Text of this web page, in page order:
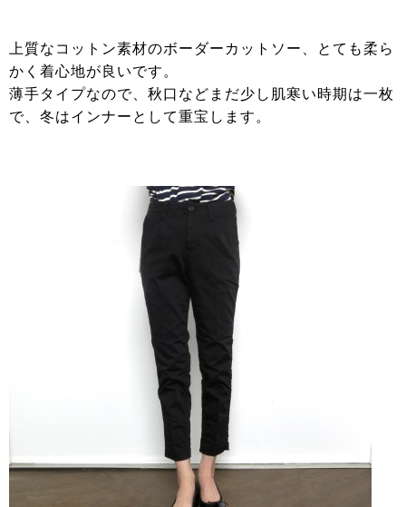
上質なコットン素材のボーダーカットソー、とても柔ら
かく着心地が良いです。
薄手タイプなので、秋口などまだ少し肌寒い時期は一枚
で、冬はインナーとして重宝します。